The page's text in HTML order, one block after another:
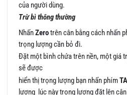
của người dùng.
Trừ bì thông thường
NhấnZerotrên cân bằng cách nhấn
trọng lượng cần bỏ đi.
Đặt một bình chứa trên nền, một giá
sẽ được
hiển thị trọng lượng bạn nhấn phím
lượng lúc này trọng lượng đặt lên